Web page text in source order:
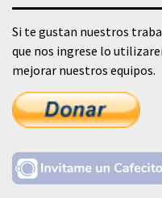
Si te gustan nuestros
que nos ingrese lo
mejorar nuestros equipos.